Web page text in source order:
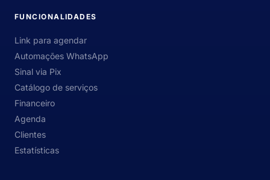
FUNCIONALIDADES
Link para agendar
Automações WhatsApp
Sinal via Pix
Catálogo de serviços
Financeiro
Agenda
Clientes
Estatísticas